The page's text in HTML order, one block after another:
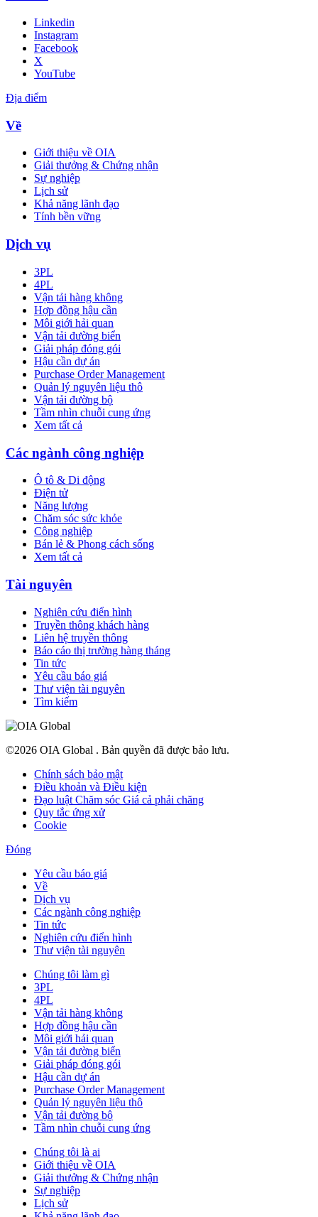
Linkedin
Instagram
Facebook
X
YouTube
Địa điểm
Về
Giới thiệu về OIA
Giải thưởng & Chứng nhận
Sự nghiệp
Lịch sử
Khả năng lãnh đạo
Tính bền vững
Dịch vụ
3PL
4PL
Vận tải hàng không
Hợp đồng hậu cần
Môi giới hải quan
Vận tải đường biển
Giải pháp đóng gói
Hậu cần dự án
Purchase Order Management
Quản lý nguyên liệu thô
Vận tải đường bộ
Tầm nhìn chuỗi cung ứng
Xem tất cả
Các ngành công nghiệp
Ô tô & Di động
Điện tử
Năng lượng
Chăm sóc sức khỏe
Công nghiệp
Bán lẻ & Phong cách sống
Xem tất cả
Tài nguyên
Nghiên cứu điển hình
Truyền thông khách hàng
Liên hệ truyền thông
Báo cáo thị trường hàng tháng
Tin tức
Yêu cầu báo giá
Thư viện tài nguyên
Tìm kiếm
©2026 OIA Global . Bản quyền đã được bảo lưu.
Chính sách bảo mật
Điều khoản và Điều kiện
Đạo luật Chăm sóc Giá cả phải chăng
Quy tắc ứng xử
Cookie
Đóng
Yêu cầu báo giá
Về
Dịch vụ
Các ngành công nghiệp
Tin tức
Nghiên cứu điển hình
Thư viện tài nguyên
Chúng tôi làm gì
3PL
4PL
Vận tải hàng không
Hợp đồng hậu cần
Môi giới hải quan
Vận tải đường biển
Giải pháp đóng gói
Hậu cần dự án
Purchase Order Management
Quản lý nguyên liệu thô
Vận tải đường bộ
Tầm nhìn chuỗi cung ứng
Chúng tôi là ai
Giới thiệu về OIA
Giải thưởng & Chứng nhận
Sự nghiệp
Lịch sử